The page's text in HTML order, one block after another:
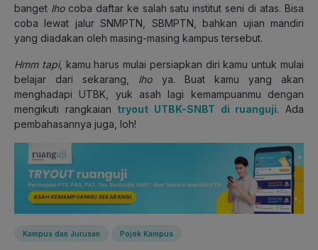
banget lhocoba daftar ke salah satu institut seni di atas. Bisa
coba lewat jalur SNMPTN, SBMPTN, bahkan ujian mandiri
yang diadakan oleh masing-masing kampus tersebut.
Hmm tapi, kamu harus mulai persiapkan diri kamu untuk mulai
belajar dari sekarang, lho ya. Buat kamu yang akan
menghadapi UTBK, yuk asah lagi kemampuanmu dengan
mengikuti rangkaian tryout UTBK-SNBT di ruanguji. Ada
pembahasannya juga, loh!
Kampus dan Jurusan Pojok Kampus